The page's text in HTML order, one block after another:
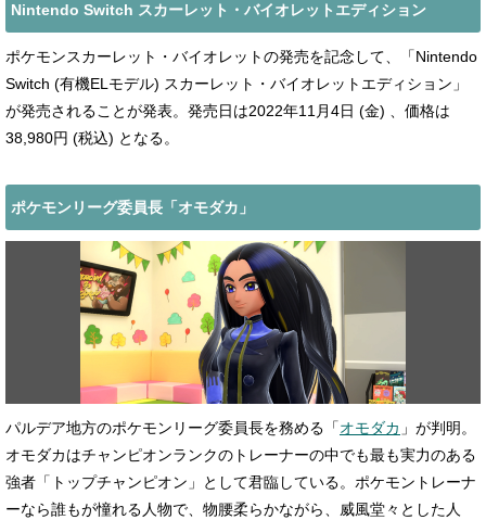
Nintendo Switch スカーレット・バイオレットエディション
ポケモンスカーレット・バイオレットの発売を記念して、「Nintendo
Switch (有機ELモデル) スカーレット・バイオレットエディション」
が発売されることが発表。発売日は2022年11月4日 (金) 、価格は
38,980円 (税込) となる。
ポケモンリーグ委員長「オモダカ」
パルデア地方のポケモンリーグ委員長を務める「オモダカ 」が判明。
オモダカはチャンピオンランクのトレーナーの中でも最も実力のある
強者「トップチャンピオン」として君臨している。ポケモントレーナ
ーなら誰もが憧れる人物で、物腰柔らかながら、威風堂々とした人